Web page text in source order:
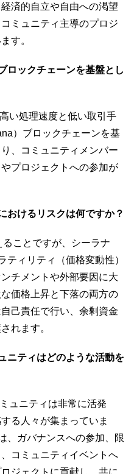
済的自立や自由への渇望
ミュニティ主導のプロジ
す。
ロックチェーンを基盤とし
い処理速度と低い取引手
）ブロックチェーンを基
、コミュニティメンバー
プロジェクトへの参加が
おけるリスクは何ですか？
ことですが、シーラナ
ティリティ（価格変動性）
チメントや外部要因に大
価格上昇と下落の両方の
己責任で行い、余剰資金
れます。
ニティはどのような活動を
ュニティは非常に活発
る人々が集まっていま
、ガバナンスへの参加、限
コミュニティイベントへ
ジェクトに貢献し、共に